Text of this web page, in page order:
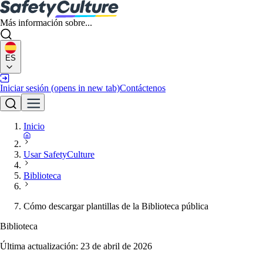
Más información sobre...
ES
Iniciar sesión (opens in new tab)Contáctenos
Inicio
Usar SafetyCulture
Biblioteca
Cómo descargar plantillas de la Biblioteca pública
Biblioteca
Última actualización: 23 de abril de 2026